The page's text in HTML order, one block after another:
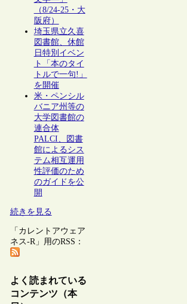
（8/24-25・大
阪府）
埼玉県立久喜
図書館、休館
日特別イベン
ト「本のタイ
トルで一句!」
を開催
米・ペンシル
バニア州等の
大学図書館の
連合体
PALCI、図書
館によるシス
テム相互運用
性評価のため
のガイドを公
開
続きを見る
「カレントアウェア
ネス-R」用のRSS：
よく読まれている
コンテンツ（本